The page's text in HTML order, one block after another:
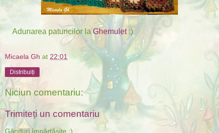
Adunarea paturicilor laGhemulet:)
Micaela Gh at 22:01
Distribuiți
Niciun comentariu:
Trimiteți un comentariu
Gânduri împărtășite :)